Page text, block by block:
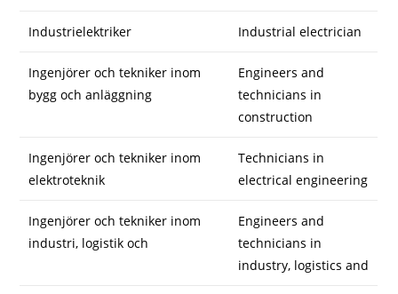
Industrielektriker Industrial electrician
Ingenjörer och tekniker inom
bygg och anläggning
Engineers and
technicians in
construction
Ingenjörer och tekniker inom
elektroteknik
Technicians in
electrical engineering
Ingenjörer och tekniker inom
industri, logistik och
Engineers and
technicians in
industry, logistics and